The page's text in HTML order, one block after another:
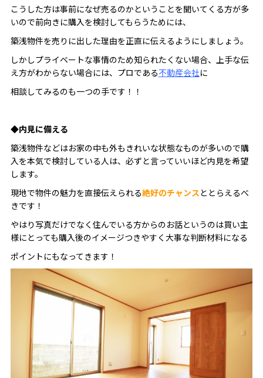
こうした方は事前になぜ売るのかということを聞いてくる方が多
いので前向きに購入を検討してもらうためには、
築浅物件を売りに出した理由を正直に伝えるようにしましょう。
しかしプライベートな事情のため知られたくない場合、上手な伝
え方がわからない場合には、プロである不動産会社に
相談してみるのも一つの手です！！
◆内見に備える
築浅物件などはお家の中も外もきれいな状態なものが多いので購
入を本気で検討している人は、必ずと言っていいほど内見を希望
します。
現地で物件の魅力を直接伝えられる絶好のチャンスととらえるべ
きです！
やはり写真だけでなく住んでいる方からのお話というのは買い主
様にとっても購入後のイメージつきやすく大事な判断材料になる
ポイントにもなってきます！